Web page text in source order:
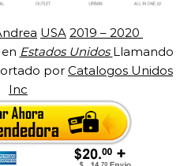
USA 2019 – 2020
en Estados Unidos Llamando
por Catalogos Unidos
Inc